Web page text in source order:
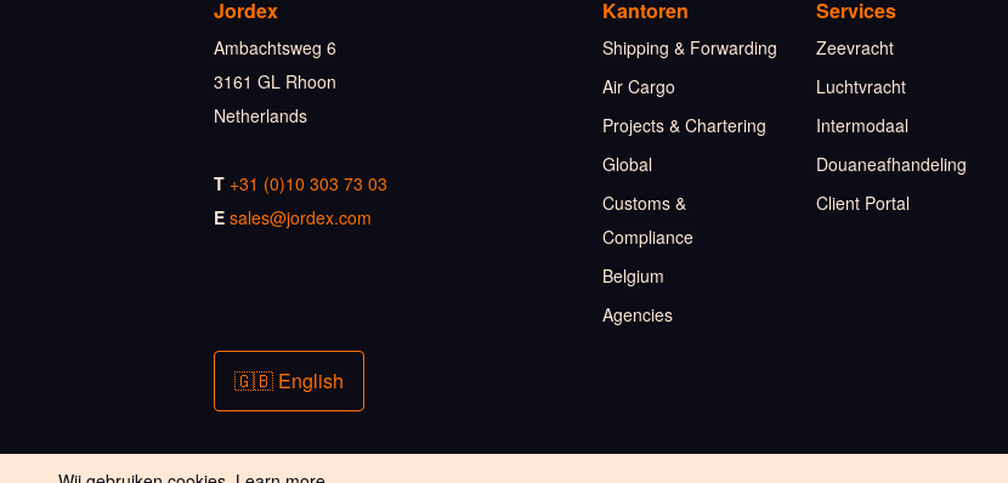
Jordex
Ambachtsweg 6
3161 GL Rhoon
Netherlands
T +31 (0)10 303 73 03
E sales@jordex.com
Kantoren
Shipping & Forwarding
Air Cargo
Projects & Chartering
Global
Customs &
Compliance
Belgium
Agencies
Services
Zeevracht
Luchtvracht
Intermodaal
Douaneafhandeling
Client Portal
🇬🇧 English